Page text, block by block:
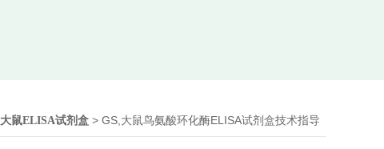
大鼠ELISA试剂盒 > GS,大鼠鸟氨酸环化酶ELISA试剂盒技术指导